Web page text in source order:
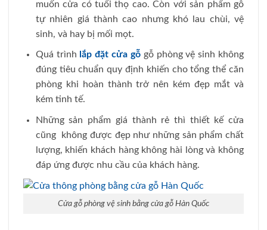
muốn cửa có tuổi thọ cao. Còn với sản phẩm gỗ
tự nhiên giá thành cao nhưng khó lau chùi, vệ
sinh, và hay bị mối mọt.
Quá trình lắp đặt cửa gỗgỗ phòng vệ sinh không
đúng tiêu chuẩn quy định khiến cho tổng thể căn
phòng khi hoàn thành trở nên kém đẹp mắt và
kém tinh tế.
Những sản phẩm giá thành rẻ thì thiết kế cửa
cũng không được đẹp như những sản phẩm chất
lượng, khiến khách hàng không hài lòng và không
đáp ứng được nhu cầu của khách hàng.
Cửa gỗ phòng vệ sinh bằng cửa gỗ Hàn Quốc